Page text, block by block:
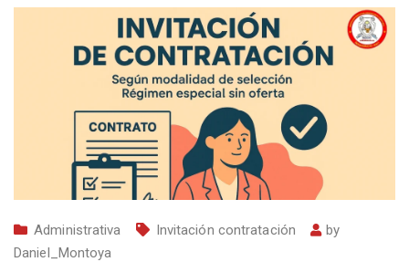
Administrativa Invitación contratación
by
Daniel_Montoya